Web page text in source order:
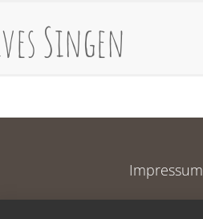
Singen
Impressum